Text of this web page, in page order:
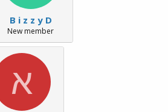
B i z z y D
New member
א